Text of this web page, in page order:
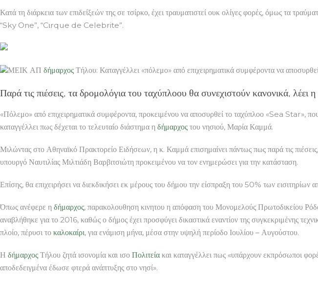
Κατά τη διάρκεια των επιδείξεών της σε τσίρκο, έχει τραυματιστεί ουκ ολίγες φορές, όμως τα
“Sky One”, “Cιrque de Celebrite”.
ΜΕΙΚ ΑΠ δήμαρχος Τήλου: Καταγγέλλει «πόλεμο» από επιχειρηματικά συμφέροντα να
Παρά τις πιέσεις, τα δρομολόγια του ταχύπλοου θα συνεχιστούν κανονικά,
«Πόλεμο» από επιχειρηματικά συμφέροντα, προκειμένου να αποσυρθεί το ταχύπλοο «Sea Star»,
καταγγέλλει πως δέχεται το τελευταίο διάστημα η δήμαρχος του νησιού, Μαρία Καμμά.
Μιλώντας στο Αθηναϊκό Πρακτορείο Ειδήσεων, η κ. Καμμά επισημαίνει πάντως πως παρά τις
υπουργό Ναυτιλίας Μιλτιάδη Βαρβιτσιώτη προκειμένου να τον ενημερώσει για την κατάσταση.
Επίσης, θα επιχειρήσει να διεκδικήσει εκ μέρους του δήμου την είσπραξη του 50% των εισιτηρίων
Όπως ανέφερε η δήμαρχος, παρακολουθηση κινητου η απόφαση του Μονομελούς Πρωτοδικείου
αναβλήθηκε για το 2016, καθώς ο δήμος έχει προσφύγει δικαστικά εναντίον της συγκεκριμένης
πλοίο, πέρυσι το καλοκαίρι, για ενάμιση μήνα, μέσα στην υψηλή περίοδο Ιουλίου – Αυγούστου.
Η δήμαρχος Τήλου ζητά ισονομία και ισο Πολιτεία και καταγγέλλει πως «υπάρχουν εκπρόσωποι
αποδεδειγμένα έδωσε φτερά ανάπτυξης στο νησί».